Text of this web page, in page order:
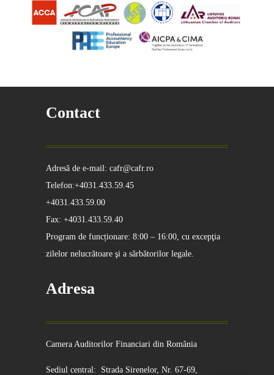
Contact
Adresă de e-mail: cafr@cafr.ro
Telefon:+4031.433.59.45
+4031.433.59.00
Fax: +4031.433.59.40
Program de funcționare: 8:00 – 16:00, cu excepţia
zilelor nelucrătoare şi a sărbătorilor legale.
Adresa
Camera Auditorilor Financiari din România
Sediul central: Strada Sirenelor, Nr. 67-69,